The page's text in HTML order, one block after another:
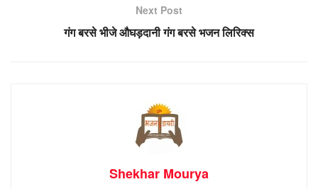
Next Post
गंग बरसे भीजे औघड़दानी गंग बरसे भजन लिरिक्स
Shekhar Mourya